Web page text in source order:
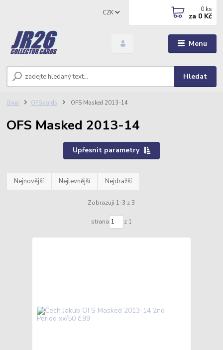
Menu
CZK
Hledat
0 ks
za 0 Kč
Úvod OFS cards OFS Masked 2013-14
OFS Masked 2013-14
Upřesnit parametry
Nejnovější Nejlevnější Nejdražší
Zobrazuji 1-3 z 3
strana z 1